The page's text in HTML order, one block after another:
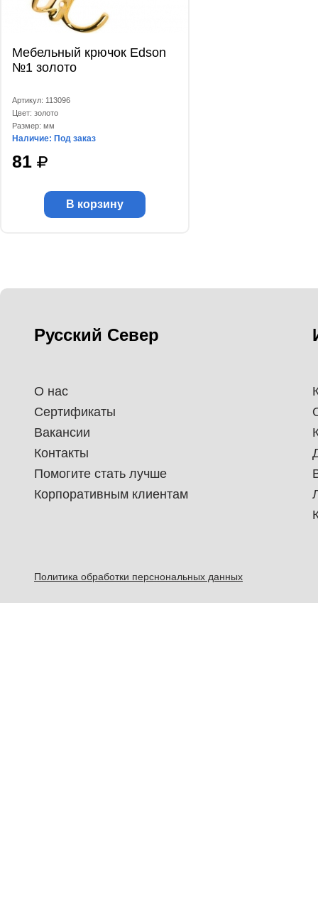
Мебельный крючок Edson
№1 золото
Артикул: 113096
Цвет: золото
Размер: мм
Наличие: Под заказ
81
В корзину
Русский Север
О нас
Сертификаты
Вакансии
Контакты
Помогите стать лучше
Корпоративным клиентам
Политика обработки перснональных данных